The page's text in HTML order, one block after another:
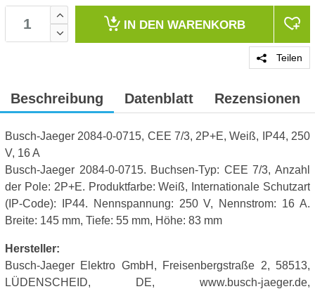
IN DEN WARENKORB
Teilen
Beschreibung Datenblatt Rezensionen
Busch-Jaeger 2084-0-0715, CEE 7/3, 2P+E, Weiß, IP44, 250
V, 16 A
Busch-Jaeger 2084-0-0715. Buchsen-Typ: CEE 7/3, Anzahl
der Pole: 2P+E. Produktfarbe: Weiß, Internationale Schutzart
(IP-Code): IP44. Nennspannung: 250 V, Nennstrom: 16 A.
Breite: 145 mm, Tiefe: 55 mm, Höhe: 83 mm
Hersteller:
Busch-Jaeger Elektro GmbH, Freisenbergstraße 2, 58513,
LÜDENSCHEID, DE, www.busch-jaeger.de,